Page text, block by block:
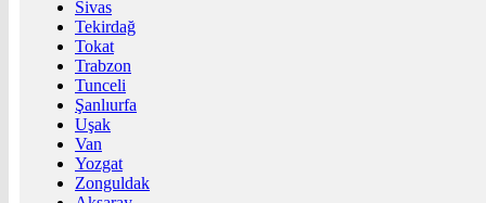
Sivas
Tekirdağ
Tokat
Trabzon
Tunceli
Şanlıurfa
Uşak
Van
Yozgat
Zonguldak